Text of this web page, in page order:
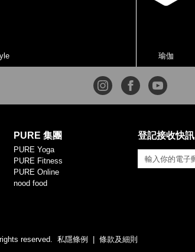
瑜伽
PURE 集團
PURE Yoga
PURE Fitness
PURE Online
nood food
登記接收快訊
reserved. 私隱條例 條款及細則